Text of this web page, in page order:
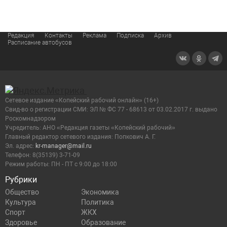
Редакция Контакты Реклама Подписка
Архив
Расписание автобусов
Рубрики
Общество
Экономика
Культура
Политика
Спорт
ЖКХ
Здоровье
Образование
Сетевое издание «Копейский рабочий онлайн» (16+)
Cвид-во о регистрации СМИ: ЭЛ № ФС 77 - 68613 от 03.02.2017 г. выдано
Роскомнадзором
Учредитель: АНО «Редакция газеты «Копейский рабочий»
Главный редактор сетевого издания: Попкович А. Г.
Эл. адрес: kr-manager@mail.ru
Телефон: 8(35139) 3-71-09
Режим работы: ПН - ПТ с 9:00 до 18:00